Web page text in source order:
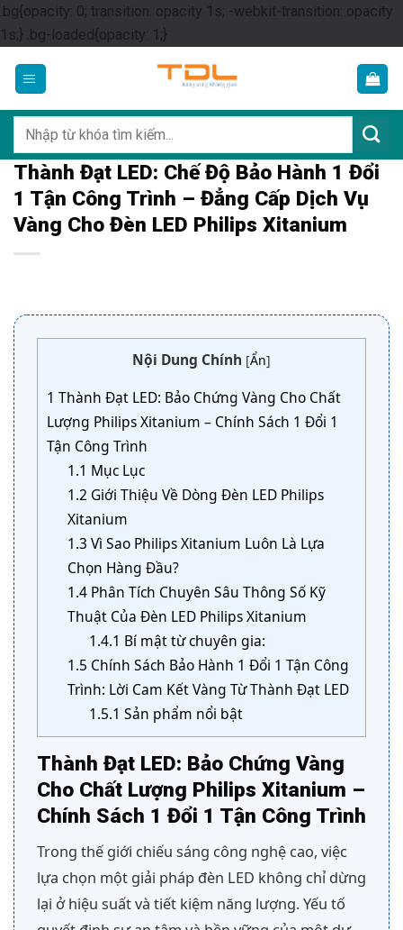
.bg{opacity: 0; transition: opacity 1s; -webkit-transition: opacity
1s;} .bg-loaded{opacity: 1;}Skip
content
kiếm:
Thành Đạt LED: Chế Độ Bảo Hành 1 Đổi
1 Tận Công Trình – Đẳng Cấp Dịch Vụ
Vàng Cho Đèn LED Philips Xitanium
Nội Dung Chính [Ẩn]
1 Thành Đạt LED: Bảo Chứng Vàng Cho Chất
Lượng Philips Xitanium – Chính Sách 1 Đổi 1
Tận Công Trình
1.1 Mục Lục
1.2 Giới Thiệu Về Dòng Đèn LED Philips
Xitanium
1.3 Vì Sao Philips Xitanium Luôn Là Lựa
Chọn Hàng Đầu?
1.4 Phân Tích Chuyên Sâu Thông Số Kỹ
Thuật Của Đèn LED Philips Xitanium
1.4.1 Bí mật từ chuyên gia:
1.5 Chính Sách Bảo Hành 1 Đổi 1 Tận Công
Trình: Lời Cam Kết Vàng Từ Thành Đạt LED
1.5.1 Sản phẩm nổi bật
Thành Đạt LED: Bảo Chứng Vàng
Cho Chất Lượng Philips Xitanium –
Chính Sách 1 Đổi 1 Tận Công Trình
Trong thế giới chiếu sáng công nghệ cao, việc
lựa chọn một giải pháp đèn LED không chỉ dừng
lại ở hiệu suất và tiết kiệm năng lượng. Yếu tố